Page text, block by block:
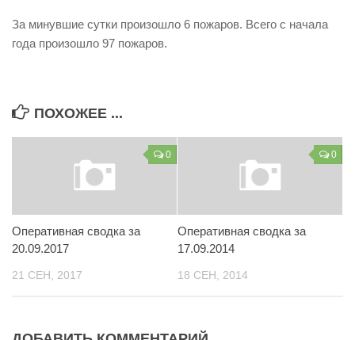
Наша работа
Контакты
За минувшие сутки произошло 6 пожаров. Всего с начала
года произошло 97 пожаров.
ПОХОЖЕЕ ...
0
Оперативная сводка за
20.09.2017
21 СЕН, 2017
0
Оперативная сводка за
17.09.2014
18 СЕН, 2014